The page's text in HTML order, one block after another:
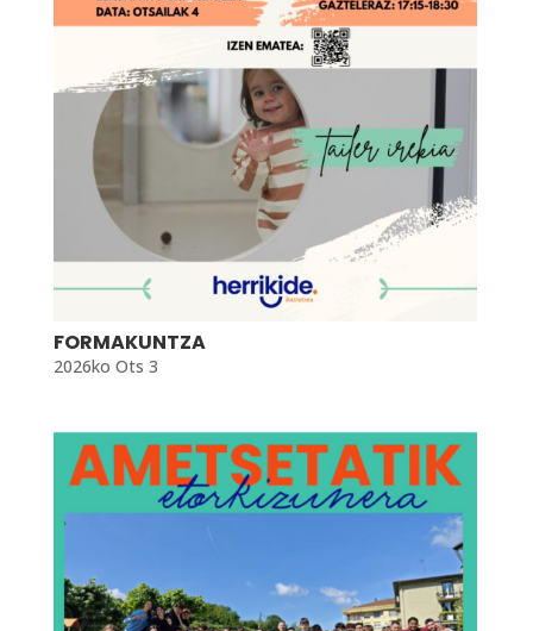
FORMAKUNTZA
2026ko Ots 3